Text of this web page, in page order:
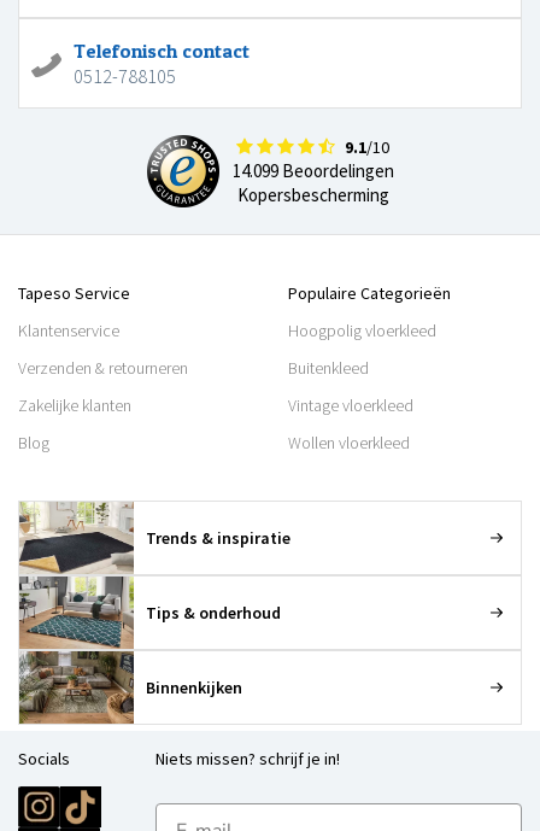
Telefonisch contact
0512-788105
9.1/10
14.099 Beoordelingen
Kopersbescherming
Tapeso Service
Klantenservice
Verzenden & retourneren
Zakelijke klanten
Blog
Populaire Categorieën
Hoogpolig vloerkleed
Buitenkleed
Vintage vloerkleed
Wollen vloerkleed
Trends & inspiratie
Tips & onderhoud
Binnenkijken
Socials Niets missen? schrijf je in!
E-mailadres